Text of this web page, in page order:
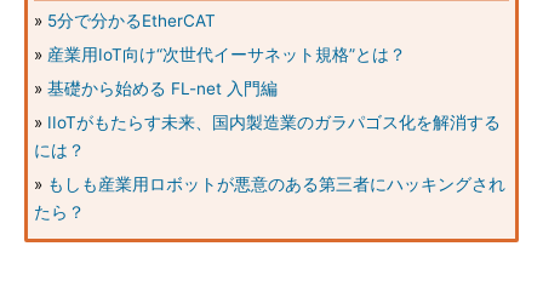
» 5分で分かるEtherCAT
» 産業用IoT向け“次世代イーサネット規格”とは？
» 基礎から始める FL-net 入門編
» IIoTがもたらす未来、国内製造業のガラパゴス化を解消する
には？
» もしも産業用ロボットが悪意のある第三者にハッキングされ
たら？